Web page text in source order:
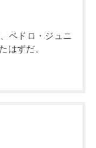
ペドロ・ジュニ
はずだ。